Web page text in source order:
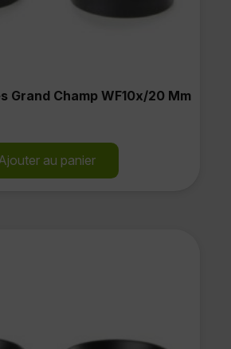
Grand Champ WF10x/20 Mm
au panier